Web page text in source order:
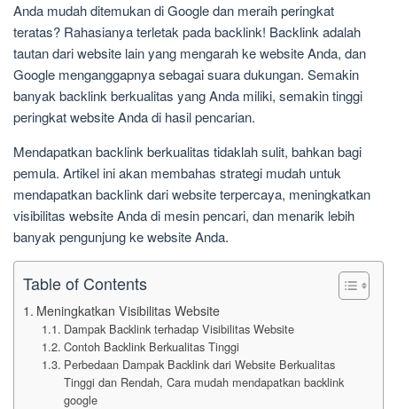
Anda mudah ditemukan di Google dan meraih peringkat
teratas? Rahasianya terletak pada backlink! Backlink adalah
tautan dari website lain yang mengarah ke website Anda, dan
Google menganggapnya sebagai suara dukungan. Semakin
banyak backlink berkualitas yang Anda miliki, semakin tinggi
peringkat website Anda di hasil pencarian.
Mendapatkan backlink berkualitas tidaklah sulit, bahkan bagi
pemula. Artikel ini akan membahas strategi mudah untuk
mendapatkan backlink dari website terpercaya, meningkatkan
visibilitas website Anda di mesin pencari, dan menarik lebih
banyak pengunjung ke website Anda.
Table of Contents
Meningkatkan Visibilitas Website
Dampak Backlink terhadap Visibilitas Website
Contoh Backlink Berkualitas Tinggi
Perbedaan Dampak Backlink dari Website Berkualitas
Tinggi dan Rendah, Cara mudah mendapatkan backlink
google